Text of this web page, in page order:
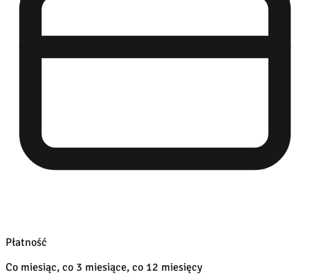
Płatność
Co miesiąc, co 3 miesiące, co 12 miesięcy